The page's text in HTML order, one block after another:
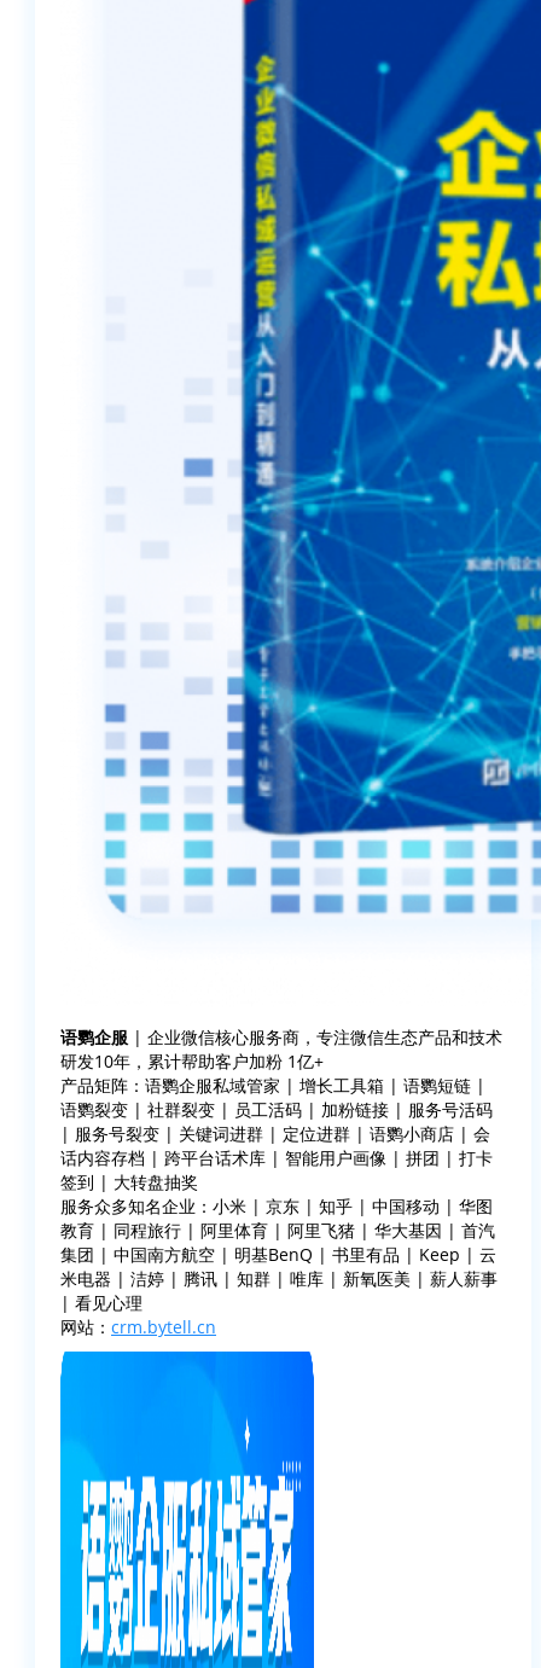
语鹦企服 | 企业微信核心服务商，专注微信生态产品和技术
研发10年，累计帮助客户加粉 1亿+
产品矩阵：语鹦企服私域管家 | 增长工具箱 | 语鹦短链 |
语鹦裂变 | 社群裂变 | 员工活码 | 加粉链接 | 服务号活码
| 服务号裂变 | 关键词进群 | 定位进群 | 语鹦小商店 | 会
话内容存档 | 跨平台话术库 | 智能用户画像 | 拼团 | 打卡
签到 | 大转盘抽奖
服务众多知名企业：小米 | 京东 | 知乎 | 中国移动 | 华图
教育 | 同程旅行 | 阿里体育 | 阿里飞猪 | 华大基因 | 首汽
集团 | 中国南方航空 | 明基BenQ | 书里有品 | Keep | 云
米电器 | 洁婷 | 腾讯 | 知群 | 唯库 | 新氧医美 | 薪人薪事
| 看见心理
网站： crm.bytell.cn